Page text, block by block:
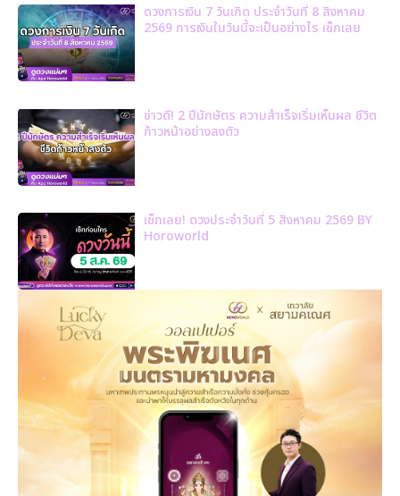
ดวงการเงิน 7 วันเกิด ประจำวันที่ 8 สิงหาคม
2569 การเงินในวันนี้จะเป็นอย่างไร เช็กเลย
ข่าวดี! 2 ปีนักษัตร ความสำเร็จเริ่มเห็นผล ชีวิต
ก้าวหน้าอย่างลงตัว
เช็กเลย! ดวงประจำวันที่ 5 สิงหาคม 2569 BY
Horoworld